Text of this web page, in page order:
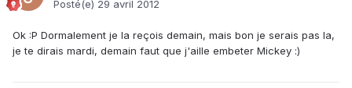
Posté(e) 29 avril 2012
Ok :P Dormalement je la reçois demain, mais bon je serais pas la,
je te dirais mardi, demain faut que j'aille embeter Mickey :)